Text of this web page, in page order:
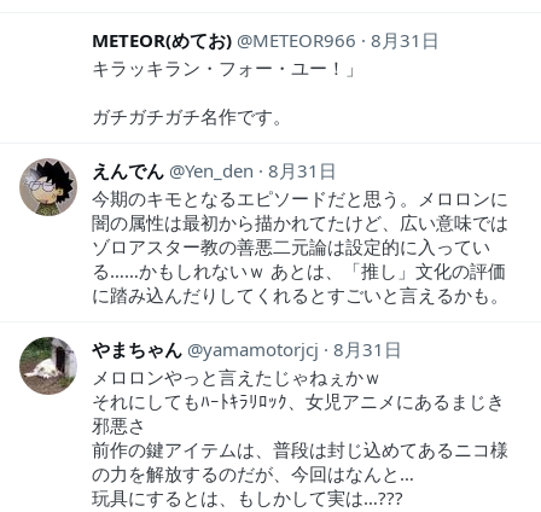
METEOR(めてお) METEOR966
8月31日
キラッキラン・フォー・ユー！」
ガチガチガチ名作です。
えんでん Yen_den
8月31日
今期のキモとなるエピソードだと思う。メロロンに
闇の属性は最初から描かれてたけど、広い意味では
ゾロアスター教の善悪二元論は設定的に入ってい
る……かもしれないｗ あとは、「推し」文化の評価
に踏み込んだりしてくれるとすごいと言えるかも。
やまちゃん yamamotorjcj
8月31日
メロロンやっと言えたじゃねぇかｗ
それにしてもﾊｰﾄｷﾗﾘﾛｯｸ、女児アニメにあるまじき
邪悪さ
前作の鍵アイテムは、普段は封じ込めてあるニコ様
の力を解放するのだが、今回はなんと…
玩具にするとは、もしかして実は…???